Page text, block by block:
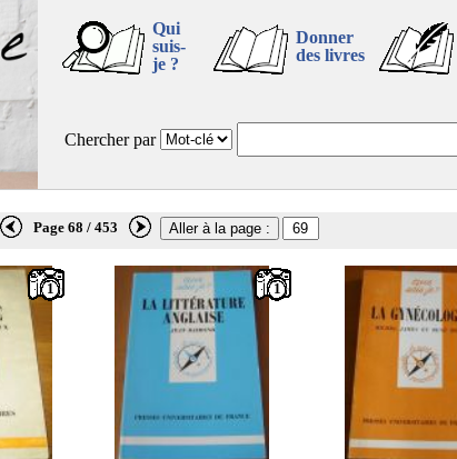
Qui
suis-
je ?
Donner
des livres
Chercher par
Page 68 / 453
1 1